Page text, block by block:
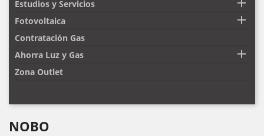
Estudios y Servicios
Fotovoltaica 
Contratación Gas
Ahorra Luz y Gas

Zona Outlet
NOBO